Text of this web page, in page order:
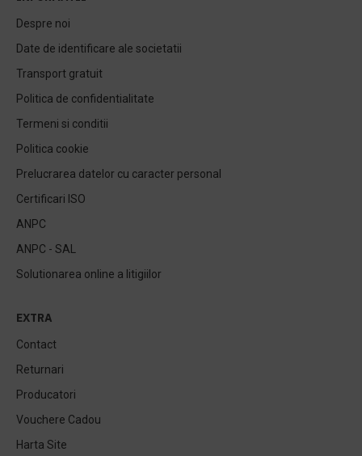
Despre noi
Date de identificare ale societatii
Transport gratuit
Politica de confidentialitate
Termeni si conditii
Politica cookie
Prelucrarea datelor cu caracter personal
Certificari ISO
ANPC
ANPC - SAL
Solutionarea online a litigiilor
EXTRA
Contact
Returnari
Producatori
Vouchere Cadou
Harta Site